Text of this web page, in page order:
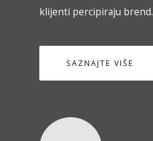
klijenti percipiraju brend.
SAZNAJTE VIŠE